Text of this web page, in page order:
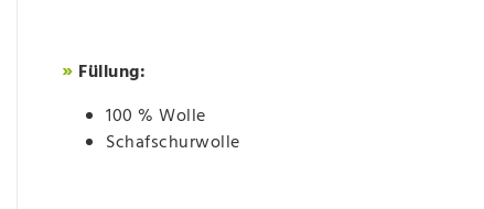
» Füllung:
100 % Wolle
Schafschurwolle